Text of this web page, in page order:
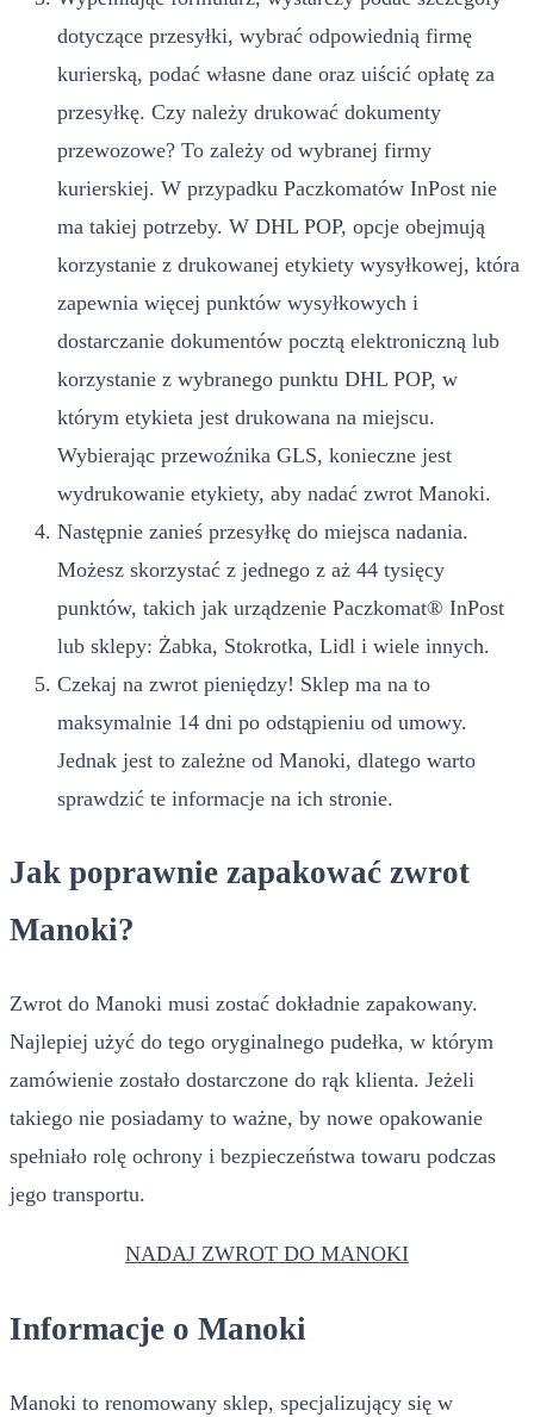
dotyczące przesyłki, wybrać odpowiednią firmę
kurierską, podać własne dane oraz uiścić opłatę za
przesyłkę. Czy należy drukować dokumenty
przewozowe? To zależy od wybranej firmy
kurierskiej. W przypadku Paczkomatów InPost nie
ma takiej potrzeby. W DHL POP, opcje obejmują
korzystanie z drukowanej etykiety wysyłkowej, która
zapewnia więcej punktów wysyłkowych i
dostarczanie dokumentów pocztą elektroniczną lub
korzystanie z wybranego punktu DHL POP, w
którym etykieta jest drukowana na miejscu.
Wybierając przewoźnika GLS, konieczne jest
wydrukowanie etykiety, aby nadać zwrot Manoki.
Następnie zanieś przesyłkę do miejsca nadania.
Możesz skorzystać z jednego z aż 44 tysięcy
punktów, takich jak urządzenie Paczkomat® InPost
lub sklepy: Żabka, Stokrotka, Lidl i wiele innych.
Czekaj na zwrot pieniędzy! Sklep ma na to
maksymalnie 14 dni po odstąpieniu od umowy.
Jednak jest to zależne od Manoki, dlatego warto
sprawdzić te informacje na ich stronie.
Jak poprawnie zapakować zwrot
Manoki?
Zwrot do Manoki musi zostać dokładnie zapakowany.
Najlepiej użyć do tego oryginalnego pudełka, w którym
zamówienie zostało dostarczone do rąk klienta. Jeżeli
takiego nie posiadamy to ważne, by nowe opakowanie
spełniało rolę ochrony i bezpieczeństwa towaru podczas
jego transportu.
NADAJ ZWROT DO MANOKI
Informacje o Manoki
Manoki to renomowany sklep, specjalizujący się w